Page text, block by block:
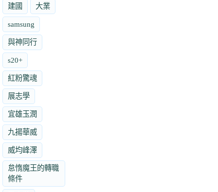
建國 大業
samsung
與神同行
s20+
紅粉驚魂
展志學
宜雄玉潤
九揚華威
威均峰澤
怠惰魔王的轉職
條件